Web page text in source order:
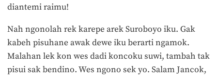
diantemi raimu!
Nah ngonolah rek karepe arek Suroboyo iku. Gak
kabeh pisuhane awak dewe iku berarti ngamok.
Malahan lek kon wes dadi koncoku suwi, tambah tak
pisui sak bendino. Wes ngono sek yo. Salam Jancok,